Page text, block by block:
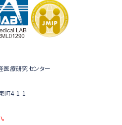
医療研究センター
町4-1-1